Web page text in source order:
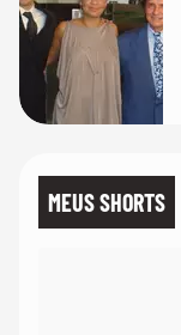
MEUS SHORTS